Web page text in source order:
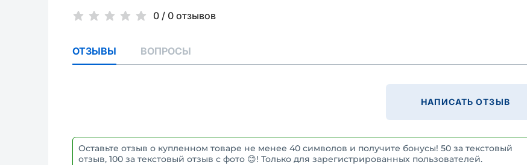
0 / 0 отзывов
ОТЗЫВЫ ВОПРОСЫ
НАПИСАТЬ ОТЗЫВ
Оставьте отзыв о купленном товаре не менее 40 символов и получите бонусы! 50 за текстовый
отзыв, 100 за текстовый отзыв с фото 😊! Только для зарегистрированных пользователей.